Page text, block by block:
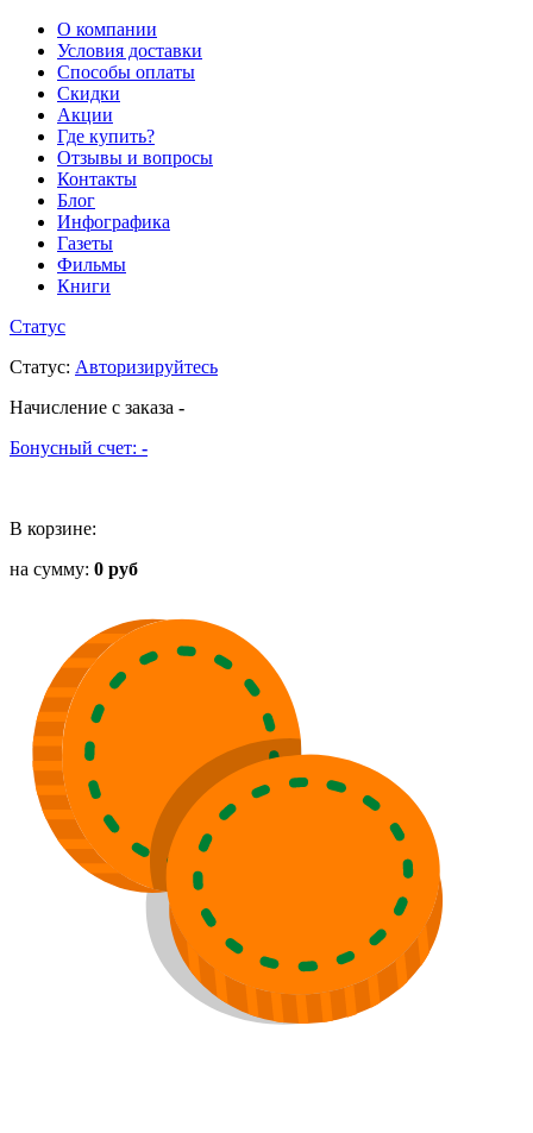
О компании
Условия доставки
Способы оплаты
Скидки
Акции
Где купить?
Отзывы и вопросы
Контакты
Блог
Инфографика
Газеты
Фильмы
Книги
Статус
Статус: Авторизируйтесь
Начисление с заказа -
Бонусный счет: -
В корзине:
на сумму: 0 руб